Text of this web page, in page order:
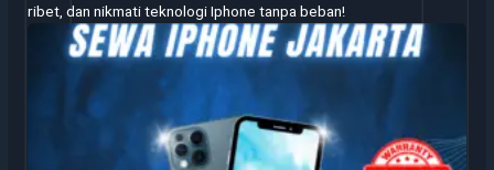
ribet, dan nikmati teknologi Iphone tanpa beban!